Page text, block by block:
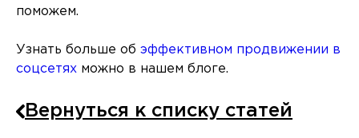
поможем.
Узнать больше об эффективном продвижении в
соцсетях можно в нашем блоге.
Вернуться к списку статей